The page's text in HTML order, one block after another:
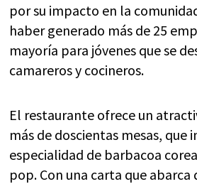
por su impacto en la
haber generado más de 25
mayoría para jóvenes que se
camareros y cocineros.
El restaurante ofrece un
más de doscientas mesas, que
especialidad de barbacoa
pop. Con una carta que abarca